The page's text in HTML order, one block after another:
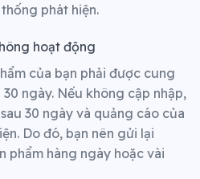
phát hiện.
hoạt động
của bạn phải được cung
ngày. Nếu không cập nhập,
30 ngày và quảng cáo của
Do đó, bạn nên gửi lại
phẩm hàng ngày hoặc vài